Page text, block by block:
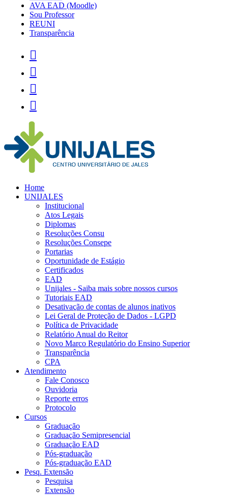
AVA EAD (Moodle)
Sou Professor
REUNI
Transparência




Home
UNIJALES
Institucional
Atos Legais
Diplomas
Resoluções Consu
Resoluções Consepe
Portarias
Oportunidade de Estágio
Certificados
EAD
Unijales - Saiba mais sobre nossos cursos
Tutoriais EAD
Desativação de contas de alunos inativos
Lei Geral de Proteção de Dados - LGPD
Política de Privacidade
Relatório Anual do Reitor
Novo Marco Regulatório do Ensino Superior
Transparência
CPA
Atendimento
Fale Conosco
Ouvidoria
Reporte erros
Protocolo
Cursos
Graduação
Graduação Semipresencial
Graduação EAD
Pós-graduação
Pós-graduação EAD
Pesq. Extensão
Pesquisa
Extensão